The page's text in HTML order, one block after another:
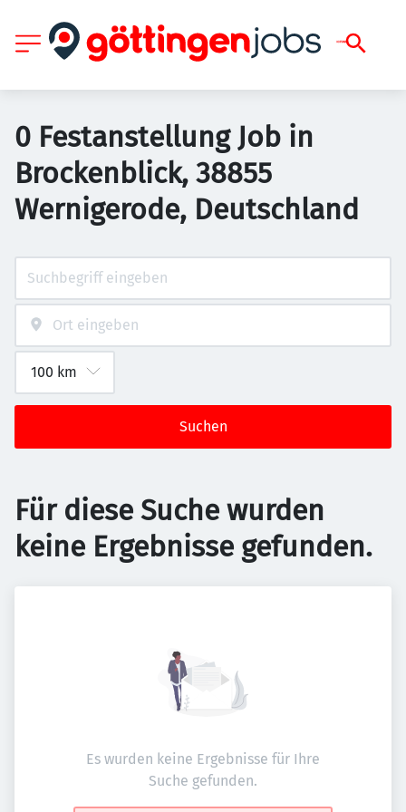
0 Festanstellung Job in
Brockenblick, 38855
Wernigerode, Deutschland
Suchen
Für diese Suche wurden
keine Ergebnisse gefunden.
Es wurden keine Ergebnisse für Ihre
Suche gefunden.